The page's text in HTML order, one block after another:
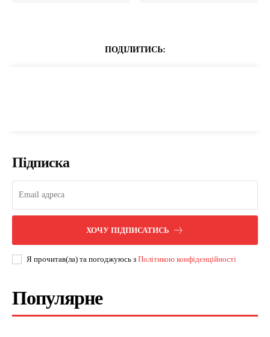
ПОДІЛИТИСЬ:
Підписка
ХОЧУ ПІДПИСАТИСЬ
Я прочитав(ла) та погоджуюсь з Політикою конфіденційності
Популярне